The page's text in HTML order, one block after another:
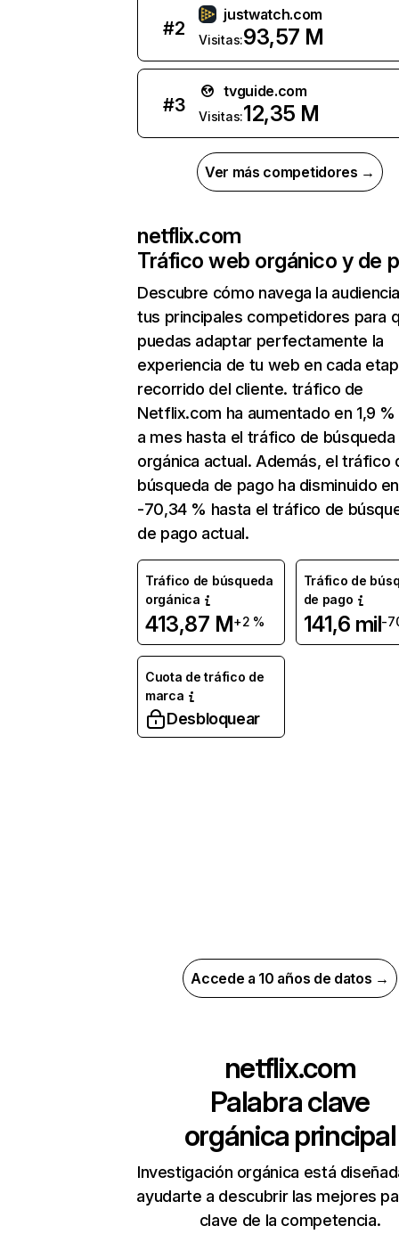
#2
justwatch.com
Visitas:93,57 M
#3
tvguide.com
Visitas:12,35 M
Ver más competidores →
netflix.com
Tráfico web orgánico y de
Descubre cómo navega la
tus principales competidores para
puedas adaptar perfectamente la
experiencia de tu web en cada
recorrido del cliente. tráfico de
Netflix.com ha aumentado en 1,9
a mes hasta el tráfico de búsqueda
orgánica actual. Además, el tráfico
búsqueda de pago ha disminuido en
-70,34 % hasta el tráfico de
de pago actual.
Tráfico de búsqueda
orgánica
413,87 M+2 %
Tráfico de
de pago
141,6 mil-
Cuota de tráfico de
marca
Desbloquear
Accede a 10 años de datos →
netflix.com
Palabra clave
orgánica principal
Investigación orgánica está
ayudarte a descubrir las mejores
clave de la competencia.